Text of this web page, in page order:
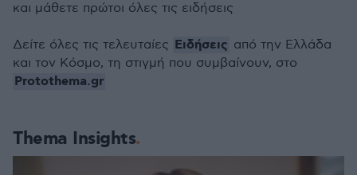
Thema Insights
και μάθετε πρώτοι όλες τις ειδήσεις
Δείτε όλες τις τελευταίες Ειδήσεις από την Ελλάδα
και τον Κόσμο, τη στιγμή που συμβαίνουν, στο
Protothema.gr